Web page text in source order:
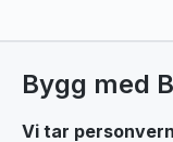
Bygg med
Vi tar